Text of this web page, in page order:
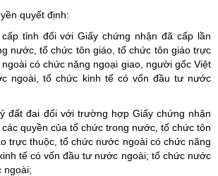
quyết định:
tỉnh đối với Giấy chứng nhận đã cấp lần
nước, tổ chức tôn giáo, tổ chức tôn giáo trực
có chức năng ngoại giao, người gốc Việt
ngoài, tổ chức kinh tế có vốn đầu tư nước
đất đai đối với trường hợp Giấy chứng nhận
quyền của tổ chức trong nước, tổ chức tôn
trực thuộc, tổ chức nước ngoài có chức năng
tế có vốn đầu tư nước ngoài; tổ chức nước
ngoài;